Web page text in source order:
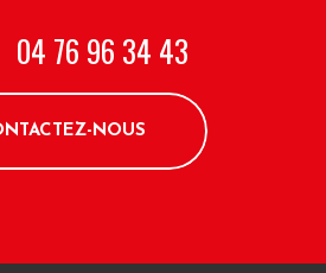
04 76 96 34 43
NOUS